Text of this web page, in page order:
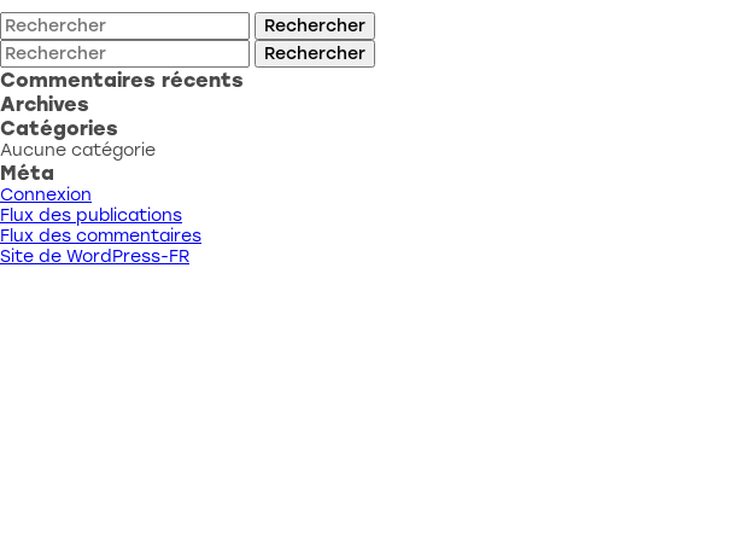
Rechercher
Rechercher
Commentaires récents
Archives
Catégories
Aucune catégorie
Méta
Connexion
Flux des publications
Flux des commentaires
Site de WordPress-FR